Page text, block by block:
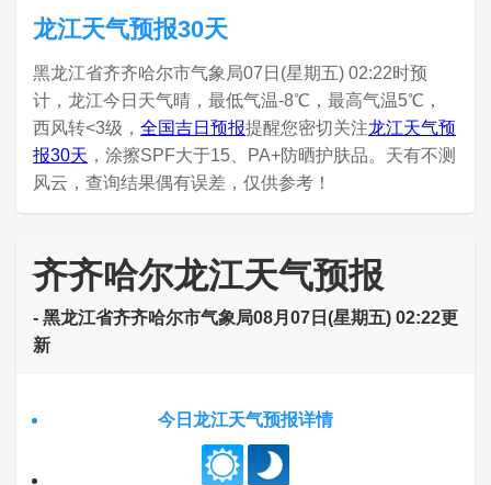
龙江天气预报30天
黑龙江省齐齐哈尔市气象局07日(星期五) 02:22时预
计，龙江今日天气晴，最低气温-8℃，最高气温5℃，
西风转<3级， 全国吉日预报提醒您密切关注龙江天气预
报30天 ，涂擦SPF大于15、PA+防晒护肤品。天有不测
风云，查询结果偶有误差，仅供参考！
齐齐哈尔龙江天气预报
- 黑龙江省齐齐哈尔市气象局08月07日(星期五) 02:22更
新
今日龙江天气预报详情